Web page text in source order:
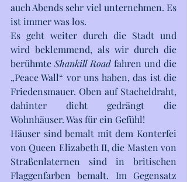
auch Abends sehr viel unternehmen. Es
ist immer was los.
Es geht weiter durch die Stadt und
wird beklemmend, als wir durch die
berühmte Shankill Road fahren und die
„Peace Wall“ vor uns haben, das ist die
Friedensmauer. Oben auf Stacheldraht,
dahinter dicht gedrängt die
Wohnhäuser. Was für ein Gefühl!
Häuser sind bemalt mit dem Konterfei
von Queen Elizabeth II, die Masten von
Straßenlaternen sind in britischen
Flaggenfarben bemalt. Im Gegensatz